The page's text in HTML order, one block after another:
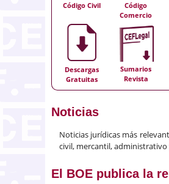
Código Civil
Código
Comercio
Descargas
Gratuitas
Sumarios
Revista
Noticias
Noticias jurídicas más
civil, mercantil, administrativo
El BOE publica la